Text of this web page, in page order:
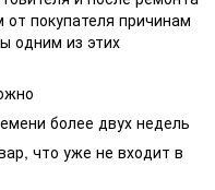
покупателя причинам
одним из этих
более двух недель
что уже не входит в